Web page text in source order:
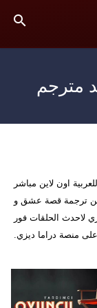
مترجم
اون لاين مباشر
ترجمة قصة عشق و
لاحدث الحلقات فور
منصة دراما ديزي.